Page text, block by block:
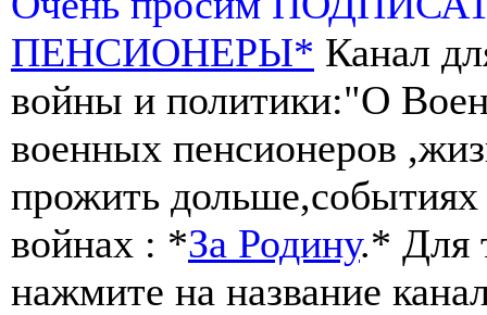
ПЕНСИОНЕРЫ* Канал
войны и политики:"О
военных пенсионеров
прожить
войнах : *За Родину.* Для
нажмите на название